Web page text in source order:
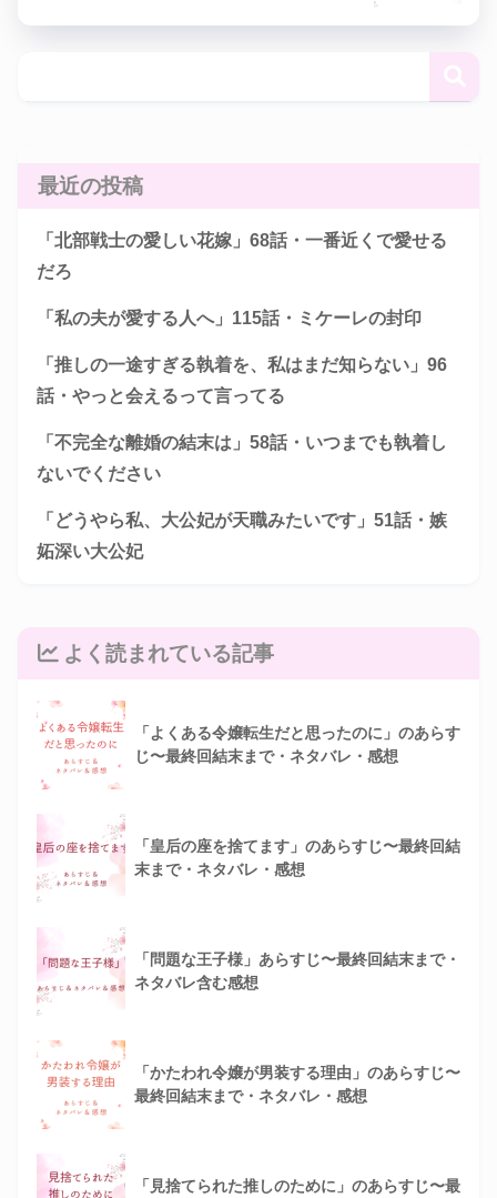
最近の投稿
「北部戦士の愛しい花嫁」68話・一番近くで愛せる
だろ
「私の夫が愛する人へ」115話・ミケーレの封印
「推しの一途すぎる執着を、私はまだ知らない」96
話・やっと会えるって言ってる
「不完全な離婚の結末は」58話・いつまでも執着し
ないでください
「どうやら私、大公妃が天職みたいです」51話・嫉
妬深い大公妃
よく読まれている記事
「よくある令嬢転生だと思ったのに」のあらす
じ〜最終回結末まで・ネタバレ・感想
「皇后の座を捨てます」のあらすじ〜最終回結
末まで・ネタバレ・感想
「問題な王子様」あらすじ〜最終回結末まで・
ネタバレ含む感想
「かたわれ令嬢が男装する理由」のあらすじ〜
最終回結末まで・ネタバレ・感想
「見捨てられた推しのために」のあらすじ〜最